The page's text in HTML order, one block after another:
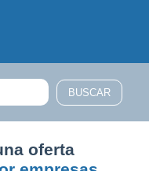
oferta